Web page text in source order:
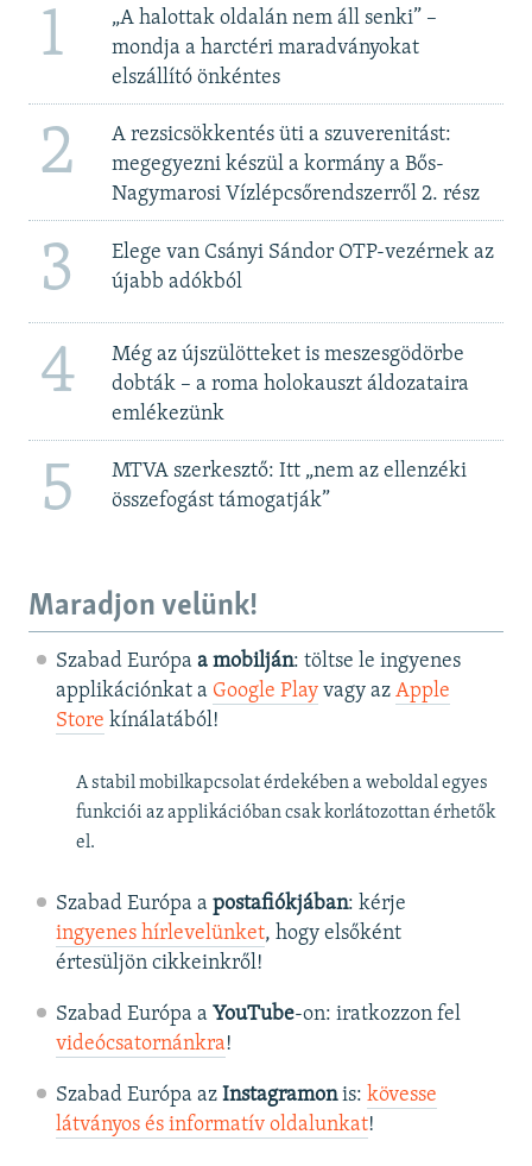
1
„A halottak oldalán nem áll senki” –
mondja a harctéri maradványokat
elszállító önkéntes
2
A rezsicsökkentés üti a szuverenitást:
megegyezni készül a kormány a Bős-
Nagymarosi Vízlépcsőrendszerről 2. rész
3
Elege van Csányi Sándor OTP-vezérnek az
újabb adókból
4
Még az újszülötteket is meszesgödörbe
dobták – a roma holokauszt áldozataira
emlékezünk
5
MTVA szerkesztő: Itt „nem az ellenzéki
összefogást támogatják”
Maradjon velünk!
Szabad Európa a mobilján: töltse le ingyenes
applikációnkat a Google Playvagy az Apple
Store kínálatából!
A stabil mobilkapcsolat érdekében a weboldal egyes
funkciói az applikációban csak korlátozottan érhetők
el.
Szabad Európa a postafiókjában: kérje
ingyenes hírlevelünket, hogy elsőként
értesüljön cikkeinkről!
Szabad Európa a YouTube-on: iratkozzon fel
videócsatornánkra!
Szabad Európa az Instagramonis: kövesse
látványos és informatív oldalunkat! ​